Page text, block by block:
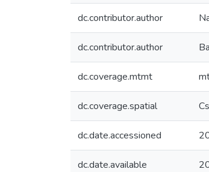
dc.contributor.author
dc.contributor.author
dc.coverage.mtmt
dc.coverage.spatial
dc.date.accessioned
dc.date.available